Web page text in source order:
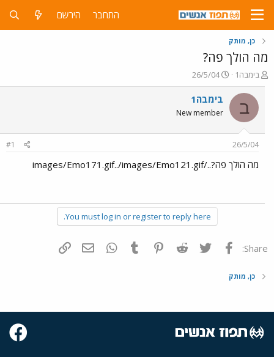
התחבר הירשם
כן, מותק
מה הולך פה?
פ
ו
ת
ח
ה
ש
א
בימבה1
פ
ו
ר
ם
ר
26/5/04
ב בימבה1
New member
26/5/04
#1
מה הולך פה?../images/Emo171.gif../images/Emo121.gif
You must log in or register to reply here.
Share: פייסבוק Twitter
Reddit
Pinterest
Tumblr
WhatsAppדואר אלקטרוני
כן, מותק